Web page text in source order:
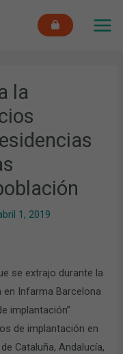
la
1, 2019
se extrajo durante la
en Infarma Barcelona
implantación”
de implantación en
Cataluña, Andalucía,